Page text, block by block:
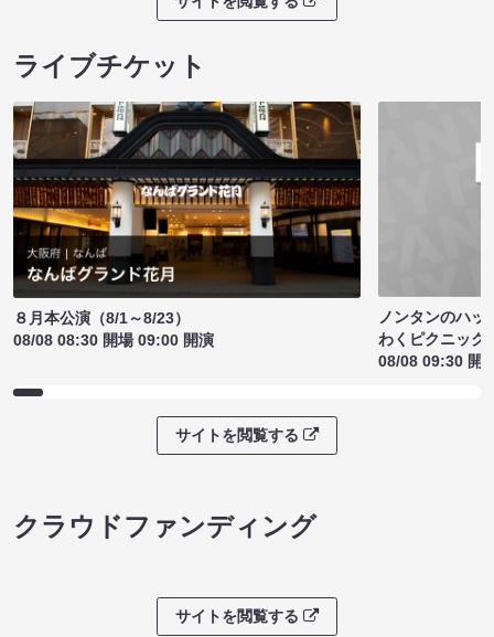
ライブチケット
８月本公演（8/1～8/23）
08/08 08:30 開場 09:00 開演
ノンタンのハッ
わくピクニック
08/08 09:30 開
サイトを閲覧する
クラウドファンディング
サイトを閲覧する